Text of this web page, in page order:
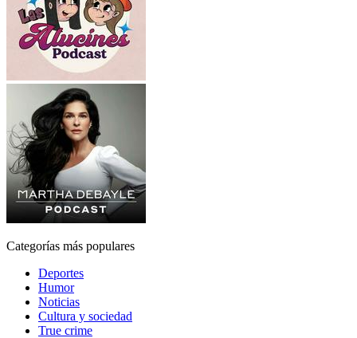
Categorías más populares
Deportes
Humor
Noticias
Cultura y sociedad
True crime